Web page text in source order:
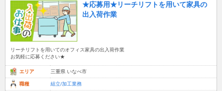
★応募用★リーチリフトを用いて家具の
出入荷作業
リーチリフトを用いてのオフィス家具の出入荷作業
お気軽に応募ください★
エリア 三重県 いなべ市
職種 組立/加工業務